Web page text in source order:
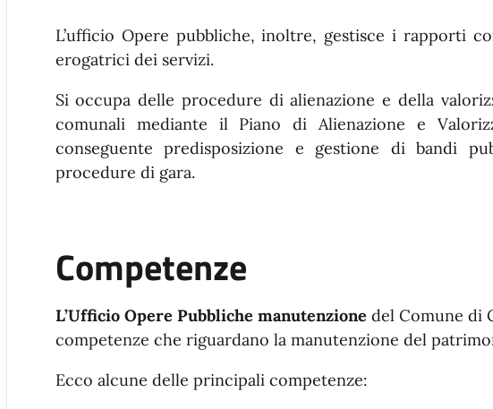
L’ufficio Opere pubbliche, inoltre, gestisce i rapporti
erogatrici dei servizi.
Si occupa delle procedure di alienazione e della
comunali mediante il Piano di Alienazione e
conseguente predisposizione e gestione di bandi
procedure di gara.
Competenze
L’Ufficio Opere Pubbliche manutenzione del Comune di
competenze che riguardano la manutenzione del
Ecco alcune delle principali competenze: